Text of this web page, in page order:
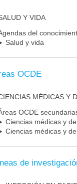
Y VIDA
del
Salud y vida
OCDE
MÉDICAS Y
OCDE
Ciencias médicas y
Ciencias médicas y
de